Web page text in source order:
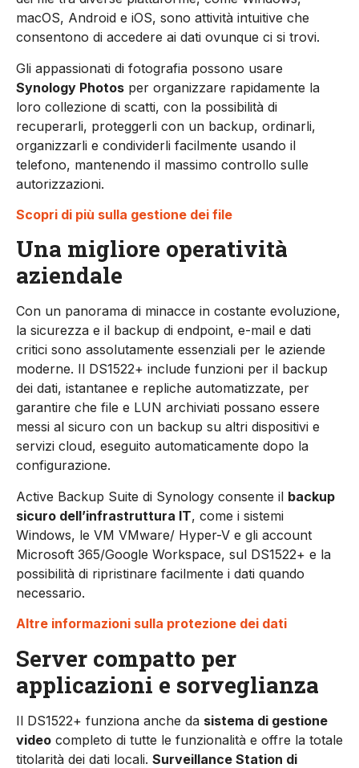
macOS, Android e iOS, sono attività intuitive che
consentono di accedere ai dati ovunque ci si trovi.
Gli appassionati di fotografia possono usare
Synology Photos per organizzare rapidamente la
loro collezione di scatti, con la possibilità di
recuperarli, proteggerli con un backup, ordinarli,
organizzarli e condividerli facilmente usando il
telefono, mantenendo il massimo controllo sulle
autorizzazioni.
Scopri di più sulla gestione dei file
Una migliore operatività
aziendale
Con un panorama di minacce in costante evoluzione,
la sicurezza e il backup di endpoint, e-mail e dati
critici sono assolutamente essenziali per le aziende
moderne. Il DS1522+ include funzioni per il backup
dei dati, istantanee e repliche automatizzate, per
garantire che file e LUN archiviati possano essere
messi al sicuro con un backup su altri dispositivi e
servizi cloud, eseguito automaticamente dopo la
configurazione.
Active Backup Suite di Synology consente il backup
sicuro dell’infrastruttura IT, come i sistemi
Windows, le VM VMware/ Hyper-V e gli account
Microsoft 365/Google Workspace, sul DS1522+ e la
possibilità di ripristinare facilmente i dati quando
necessario.
Altre informazioni sulla protezione dei dati
Server compatto per
applicazioni e sorveglianza
Il DS1522+ funziona anche da sistema di gestione
video completo di tutte le funzionalità e offre la totale
titolarità dei dati locali. Surveillance Station di